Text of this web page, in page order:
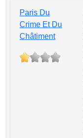
Paris Du
Crime Et Du
Châtiment